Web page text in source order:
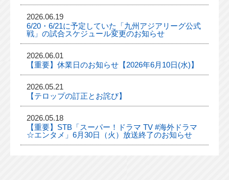
2026.06.19
6/20・6/21に予定していた「九州アジアリーグ公式
戦」の試合スケジュール変更のお知らせ
2026.06.01
【重要】休業日のお知らせ【2026年6月10日(水)】
2026.05.21
【テロップの訂正とお詫び】
2026.05.18
【重要】STB「スーパー！ドラマ TV #海外ドラマ
☆エンタメ」6月30日（火）放送終了のお知らせ